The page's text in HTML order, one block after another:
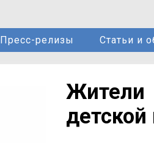
Пресс-релизы Статьи и
Жители